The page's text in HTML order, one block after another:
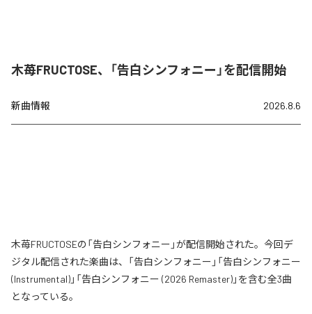
木苺FRUCTOSE、「告白シンフォニー」を配信開始
新曲情報 2026.8.6
木苺FRUCTOSEの「告白シンフォニー」が配信開始された。今回デ
ジタル配信された楽曲は、「告白シンフォニー」「告白シンフォニー
(Instrumental)」「告白シンフォニー (2026 Remaster)」を含む全3曲
となっている。